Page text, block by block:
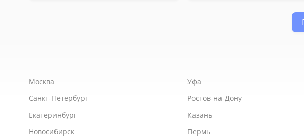
Москва
Санкт-Петербург
Екатеринбург
Новосибирск
Уфа
Ростов-на-Дону
Казань
Пермь